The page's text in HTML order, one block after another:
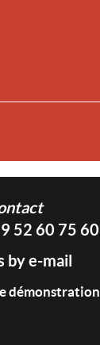
52 60 75 60
by e-mail
démonstration